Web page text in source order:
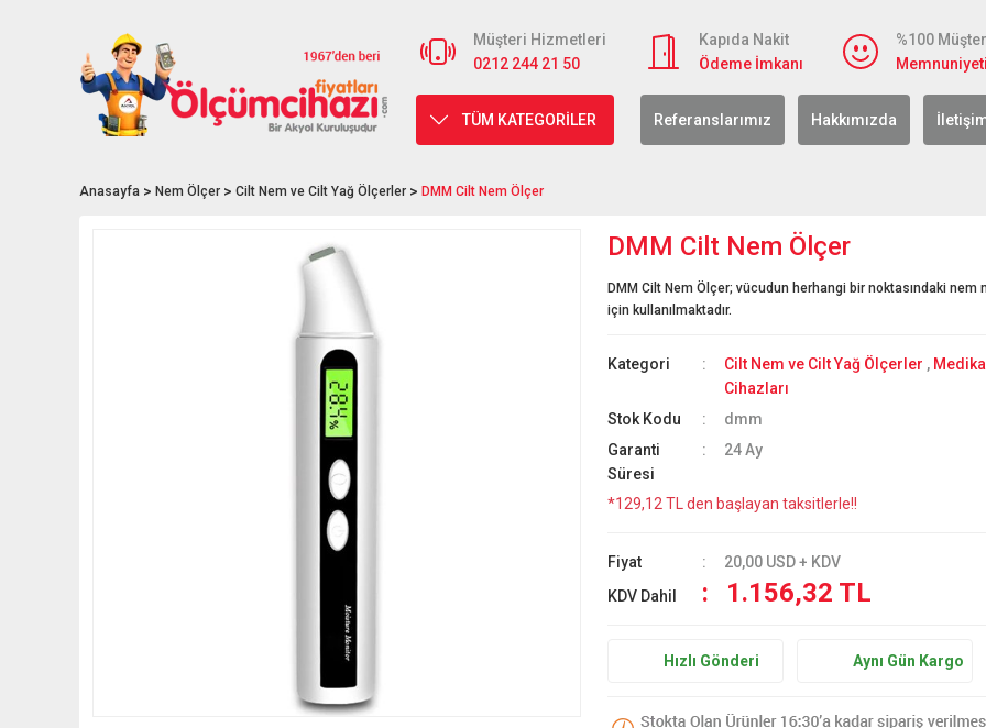
Müşteri Hizmetleri
0212 244 21 50
Kapıda Nakit
Ödeme İmkanı
%100
TÜM KATEGORİLER Referanslarımız Hakkımızda
Anasayfa Nem Ölçer Cilt Nem ve Cilt Yağ Ölçerler DMM Cilt Nem Ölçer
DMM Cilt Nem Ölçer
DMM Cilt Nem Ölçer; vücudun herhangi bir noktasındaki nem
için kullanılmaktadır.
Kategori Cilt Nem ve Cilt Yağ Ölçerler ,
Cihazları
Stok Kodu
dmm
Garanti
Süresi
24 Ay
*129,12 TL den başlayan taksitlerle!!
Fiyat
20,00 USD + KDV
KDV Dahil
1.156,32 TL
Hızlı Gönderi Aynı Gün Kargo